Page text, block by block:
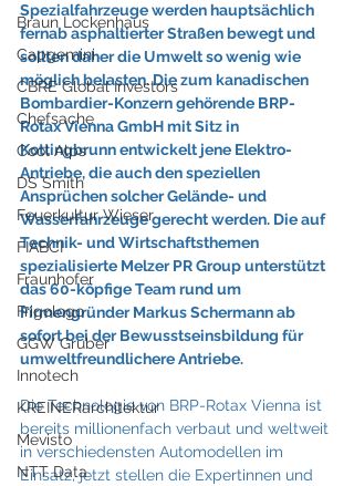
Braun Lockenhaus
Capgemini
CBRE Global Investors
Chefsache
Cool Alps
DS Smith
Feuerkultur Wieser
FIABCI
Fraunhofer
Frigologo
GGW Gruber
Innotech
KREINERarchitektur
Mevisto
NTT Data
Spezialfahrzeuge werden hauptsächlich
fernab asphaltierter Straßen bewegt und
sollten daher die Umwelt so wenig wie
möglich belasten. Die zum kanadischen
Bombardier-Konzern gehörende BRP-
Rotax Vienna GmbH mit Sitz in
Kottingbrunn entwickelt jene Elektro-
Antriebe, die auch den speziellen
Ansprüchen solcher Gelände- und
Wasserfahrzeuge gerecht werden. Die auf
Technik- und Wirtschaftsthemen
spezialisierte Melzer PR Group unterstützt
das 60-köpfige Team rund um
Firmengründer Markus Schermann ab
sofort bei der Bewusstseinsbildung für
umweltfreundlichere Antriebe.
Die Technologie von BRP-Rotax Vienna ist
bereits millionenfach verbaut und weltweit
in verschiedensten Automodellen im
Einsatz, jetzt stellen die Expertinnen und